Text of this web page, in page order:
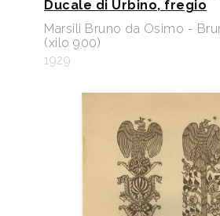
Ducale di Urbino, fregio
Marsili Bruno da Osimo -
(xilo 900)
1929